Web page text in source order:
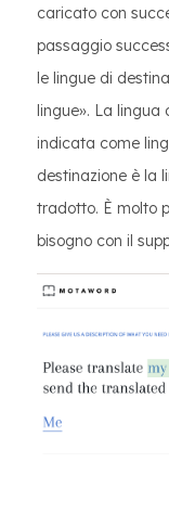
caricato con
passaggio
le lingue di
lingue». La
indicata come
destinazione è la
tradotto. È molto
bisogno con il